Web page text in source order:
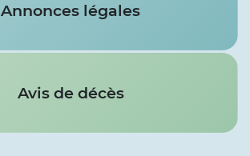
Annonces légales
Avis de décès